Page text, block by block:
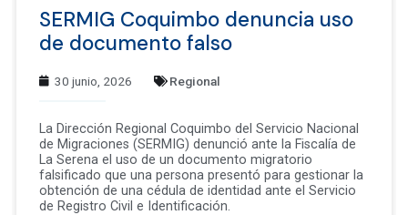
SERMIG Coquimbo denuncia uso
de documento falso
30 junio, 2026 Regional
La Dirección Regional Coquimbo del Servicio Nacional
de Migraciones (SERMIG) denunció ante la Fiscalía de
La Serena el uso de un documento migratorio
falsificado que una persona presentó para gestionar la
obtención de una cédula de identidad ante el Servicio
de Registro Civil e Identificación.